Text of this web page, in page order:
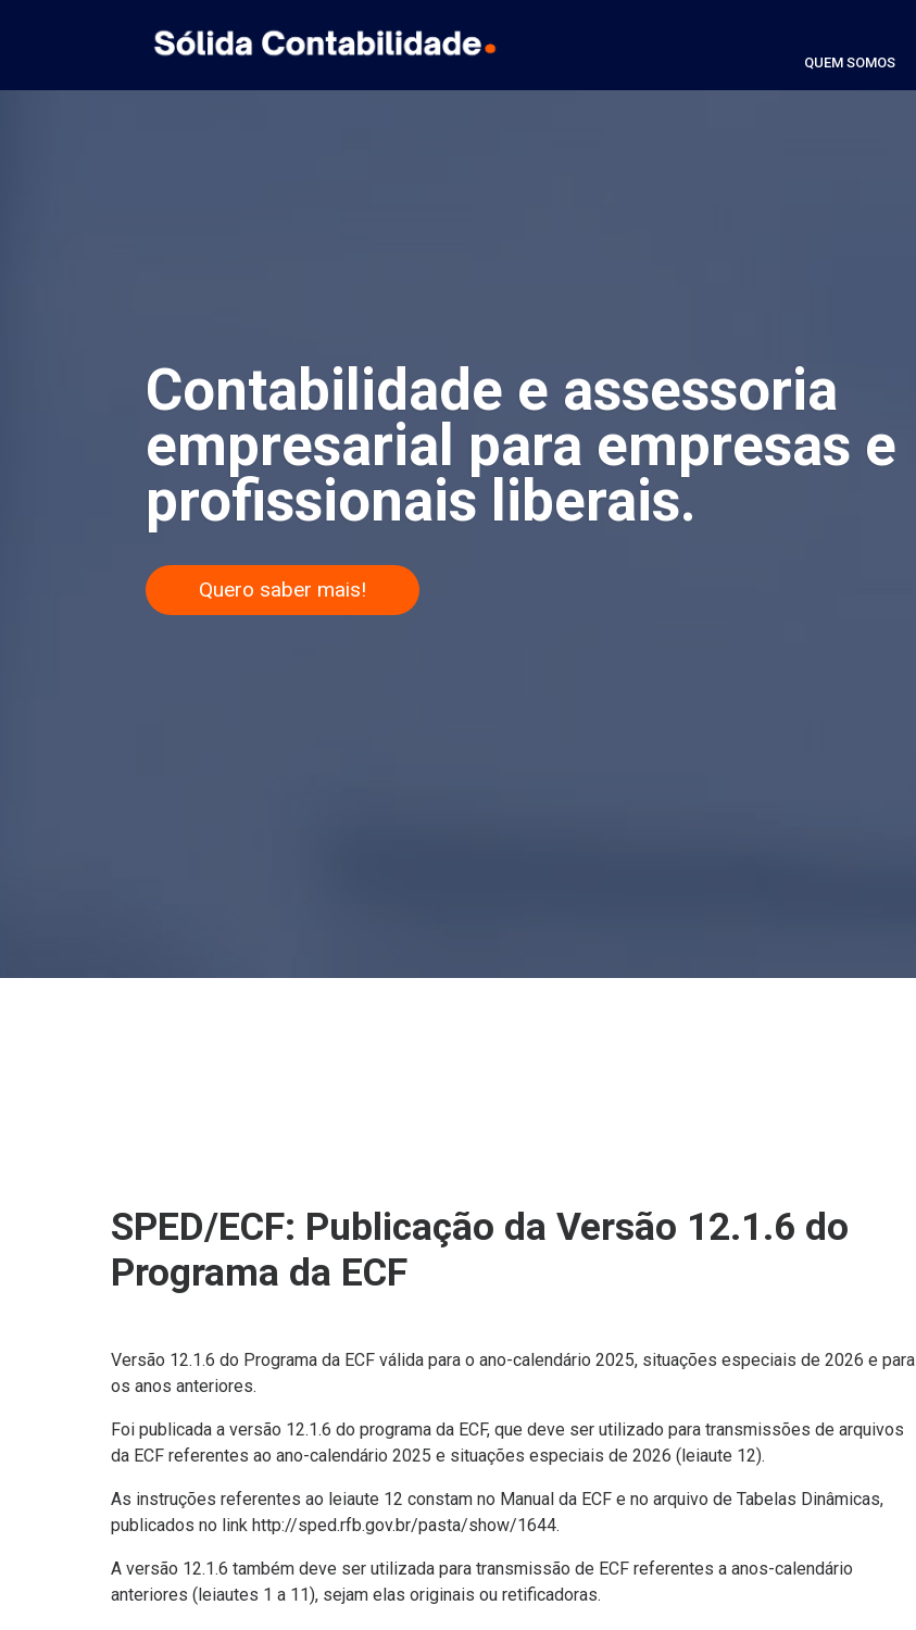
QUEM SOMOS
Contabilidade e assessoria
empresarial para empresas e
profissionais liberais.
Quero saber mais!
SPED/ECF: Publicação da Versão 12.1.6 do
Programa da ECF
Versão 12.1.6 do Programa da ECF válida para o ano-calendário 2025, situações especiais de 2026 e para
os anos anteriores.
Foi publicada a versão 12.1.6 do programa da ECF, que deve ser utilizado para transmissões de arquivos
da ECF referentes ao ano-calendário 2025 e situações especiais de 2026 (leiaute 12).
As instruções referentes ao leiaute 12 constam no Manual da ECF e no arquivo de Tabelas Dinâmicas,
publicados no link http://sped.rfb.gov.br/pasta/show/1644.
A versão 12.1.6 também deve ser utilizada para transmissão de ECF referentes a anos-calendário
anteriores (leiautes 1 a 11), sejam elas originais ou retificadoras.